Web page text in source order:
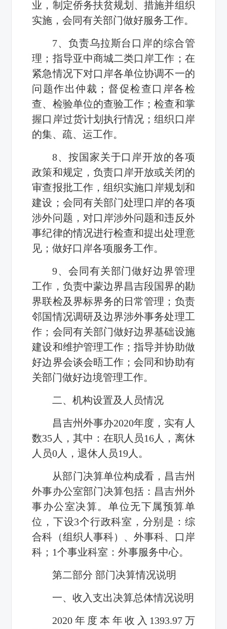
业，制定侨务扶贫规划、措施并组织
实施，会同有关部门做好服务工作。
7、负责乌拉斯台口岸的综合管
理；指导亚中商城二类口岸工作；在
紧急情况下对口岸各单位协调不一的
问题作出仲裁；督促检查口岸各检
查、检验单位的查验工作；检查和掌
握口岸过货计划执行情况；组织口岸
的集、疏、运工作。
8、按国家关于口岸开放的各项
政策和规定，负责口岸开放或关闭的
审查报批工作，组织实施口岸规划和
建设；会同有关部门处理口岸的各项
涉外问题，对口岸涉外问题和违反外
事纪律的情况进行检查和提出处理意
见；做好口岸各项服务工作。
9、会同有关部门做好边界管理
工作，负责中蒙边界昌吉段国界的勘
界联检及界标界务的日常管理；负责
邻国情况调研及边界涉外事务处理工
作；会同有关部门做好边界基础设施
建设和维护管理工作；指导并协助做
好边界会谈会晤工作；会同和协助有
关部门做好边境管理工作。
二、机构设置及人员情况
昌吉州外事办2020年度，实有人
数35人，其中：在职人员16人，离休
人员0人，退休人员19人。
从部门决算单位构成看，昌吉州
外事办公室部门决算包括：昌吉州外
事办公室决算。单位无下属预算单
位，下设3个行政科室，分别是：综
合科（组织人事科）、外事科、口岸
科；1个事业科室：外事服务中心。
第二部分 部门决算情况说明
一、收入支出决算总体情况说明
2020年度本年收入1393.97万